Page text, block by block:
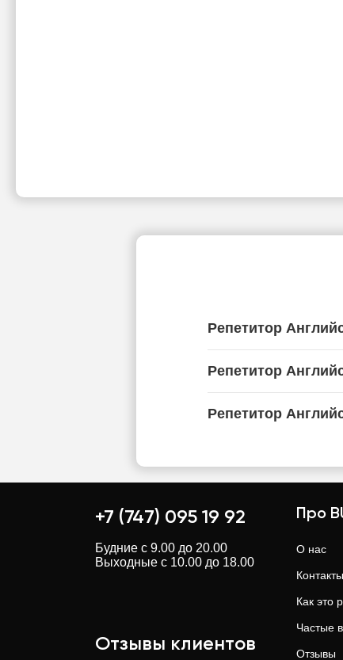
Репетитор
Репетитор
Репетитор
+7 (747) 095 19 92
Будние с 9.00 до 20.00
Выходные с 10.00 до 18.00
Отзывы клиентов
Про
О нас
Контакты
Как это
Частые
Отзывы